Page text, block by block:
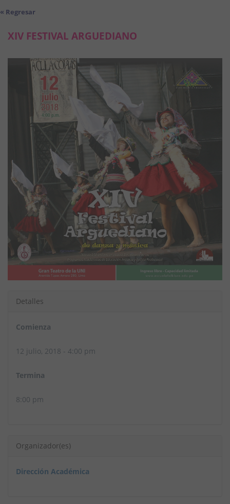
« Regresar
XIV FESTIVAL ARGUEDIANO
Detalles
Comienza
12 julio, 2018 - 4:00 pm
Termina
8:00 pm
Organizador(es)
Dirección Académica